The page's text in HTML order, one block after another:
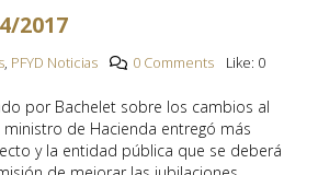
2017
, PFYD Noticias 0 Comments Like: 0
por Bachelet sobre los cambios al
de Hacienda entregó más
y la entidad pública que se deberá